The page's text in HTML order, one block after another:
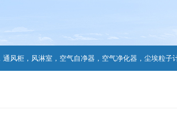
风柜，风淋室，空气自净器，空气净化器，尘埃粒子